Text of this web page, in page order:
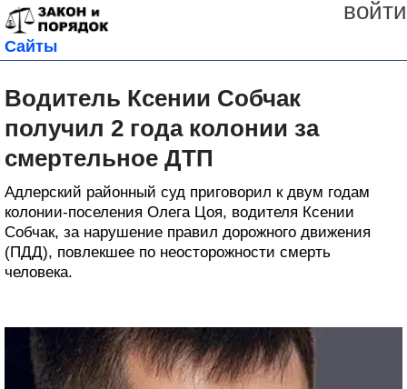
войти
Сайты
Водитель Ксении Собчак
получил 2 года колонии за
смертельное ДТП
Адлерский районный суд приговорил к двум годам
колонии-поселения Олега Цоя, водителя Ксении
Собчак, за нарушение правил дорожного движения
(ПДД), повлекшее по неосторожности смерть
человека.